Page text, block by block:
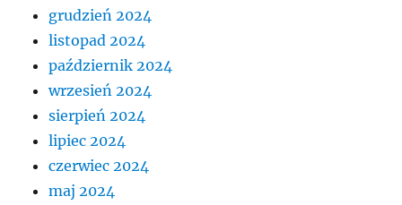
grudzień 2024
listopad 2024
październik 2024
wrzesień 2024
sierpień 2024
lipiec 2024
czerwiec 2024
maj 2024